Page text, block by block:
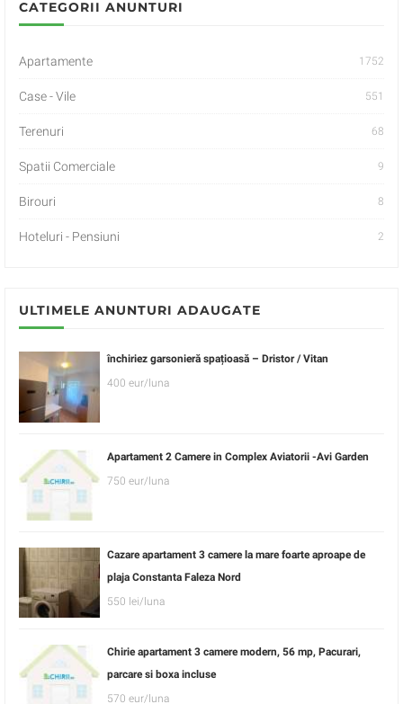
CATEGORII ANUNTURI
Apartamente 1752
Case - Vile 551
Terenuri 68
Spatii Comerciale 9
Birouri 8
Hoteluri - Pensiuni 2
ULTIMELE ANUNTURI ADAUGATE
închiriez garsonieră spațioasă – Dristor / Vitan
400 eur/luna
Apartament 2 Camere in Complex Aviatorii -Avi Garden
750 eur/luna
Cazare apartament 3 camere la mare foarte aproape de
plaja Constanta Faleza Nord
550 lei/luna
Chirie apartament 3 camere modern, 56 mp, Pacurari,
parcare si boxa incluse
570 eur/luna